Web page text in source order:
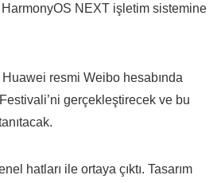
HarmonyOS NEXT işletim sistemine
Huawei resmi Weibo hesabında
Festivali’ni gerçekleştirecek ve bu
hatları ile ortaya çıktı. Tasarım